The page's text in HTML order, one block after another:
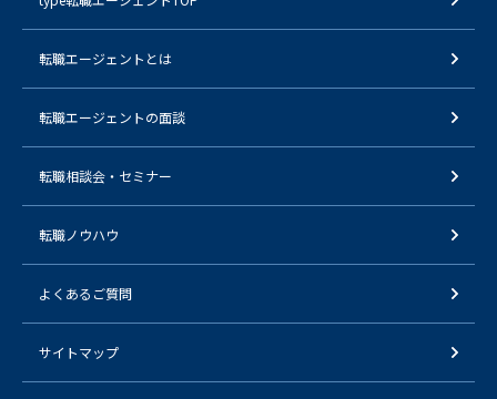
転職エージェントとは
転職エージェントの面談
転職相談会・セミナー
転職ノウハウ
よくあるご質問
サイトマップ